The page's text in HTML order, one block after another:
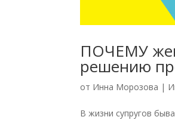
ПОЧЕМУ
решению
от Инна Морозова |
В жизни супругов